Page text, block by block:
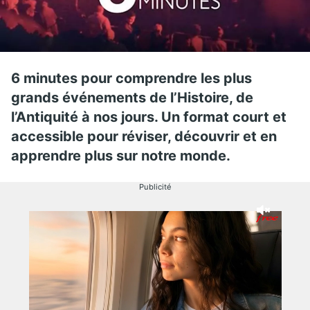
6 minutes pour comprendre les plus
grands événements de l’Histoire, de
l’Antiquité à nos jours. Un format court et
accessible pour réviser, découvrir et en
apprendre plus sur notre monde.
Publicité